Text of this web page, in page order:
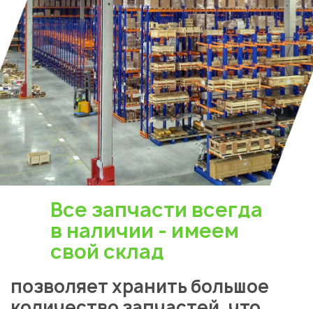
Все запчасти всегда
в наличии - имеем
свой склад
позволяет хранить большое